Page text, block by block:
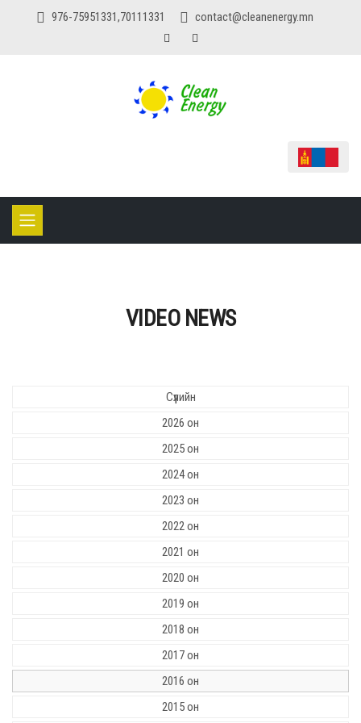
976-75951331,70111331 contact@cleanenergy.mn
VIDEO NEWS
Сүүлийн
2026 он
2025 он
2024 он
2023 он
2022 он
2021 он
2020 он
2019 он
2018 он
2017 он
2016 он
2015 он